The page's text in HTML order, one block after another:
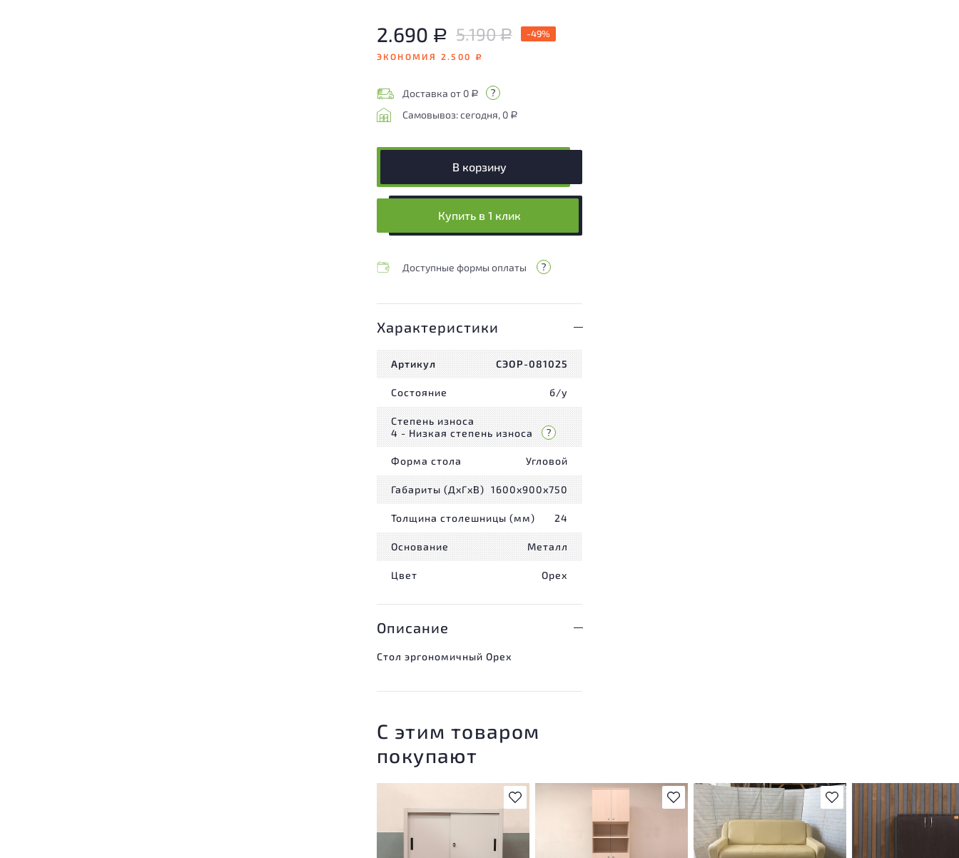
2.690 Р 5.190Р -49%
ЭКОНОМИЯ 2.500 Р
Доставка от 0 Р
Самовывоз: сегодня, 0 Р
В корзину
Купить в 1 клик
Доступные формы оплаты
Характеристики
Артикул СЭОР-081025
Состояние б/у
Степень износа
4 - Низкая степень износа
Форма стола Угловой
Габариты (ДxГxВ) 1600x900x750
Толщина столешницы (мм) 24
Основание Металл
Цвет Орех
Описание
Стол эргономичный Орех
С этим товаром
покупают
В избранное В избранное
незначительные следы
эксплуатации, не влияющие
использования
В избранное
Степень износа находится на
стадии проверки. Вы можете
уточнить дополнительную
информацию у сотрудников
магазина
Степень износа
стадии проверки. Вы
информацию у